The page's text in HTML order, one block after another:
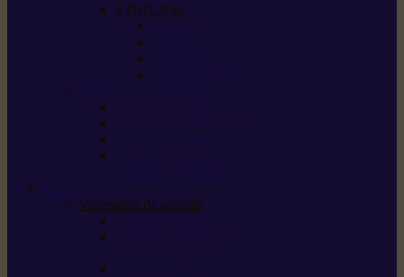
STIHL Kits
Vêtements de sécurité